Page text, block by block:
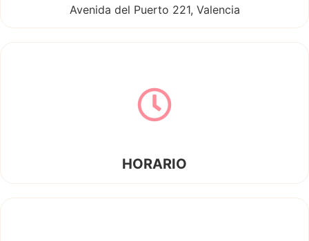
Avenida del Puerto 221, Valencia
HORARIO